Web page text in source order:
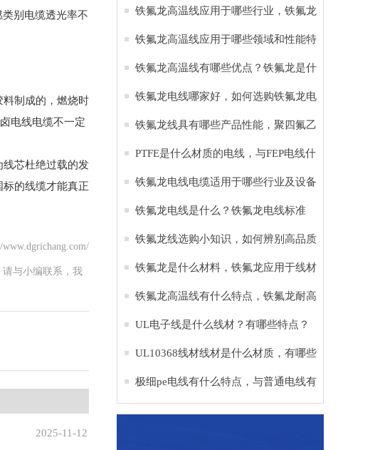
别电缆透光率不
制成的，燃烧时
电线电缆不一定
芯杜绝过载的发
的线缆才能真正
与小编联系，我
2025-11-12
有哪些区别？
铁氟龙高温线应用于哪些行业，铁氟龙
电线有哪些特点
铁氟龙高温线应用于哪些领域和性能特
点
铁氟龙高温线有哪些优点？铁氟龙是什
么材料
铁氟龙电线哪家好，如何选购铁氟龙电
缆？
铁氟龙线具有哪些产品性能，‌聚四氟乙
烯是什么材料
PTFE是什么材质的电线，与FEP电线什
么区别？
铁氟龙电线电缆适用于哪些行业及设备
铁氟龙电线是什么？铁氟龙电线标准
铁氟龙线选购小知识，如何辨别高品质
铁氟龙电子线
铁氟龙是什么材料，铁氟龙应用于线材
的作用？
铁氟龙高温线有什么特点，铁氟龙耐高
温多少度？
UL电子线是什么线材？有哪些特点？
UL10368线材线材是什么材质，有哪些
作用？
极细pe电线有什么特点，与普通电线有